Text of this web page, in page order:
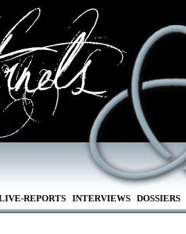
REPORTS INTERVIEWS DOSSIERS